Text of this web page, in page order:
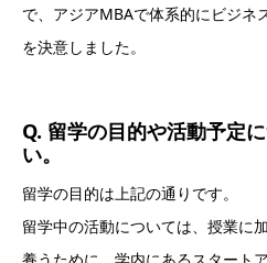
で、アジアMBAで体系的にビジネ
を決意しました。
Q. 留学の目的や活動予定
い。
留学の目的は上記の通りです。
留学中の活動については、授業